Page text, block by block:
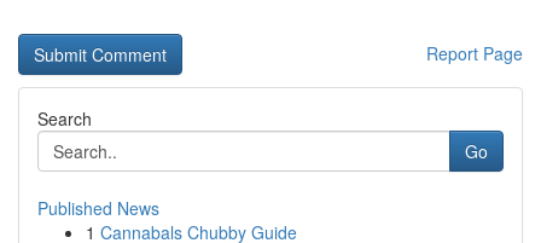
Report Page
Search
Go
Published News
1 Cannabals Chubby Guide